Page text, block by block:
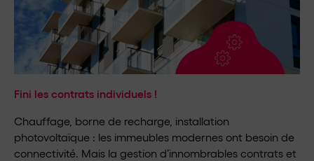
Fini les contrats individuels !
Chauffage, borne de recharge, installation
photovoltaïque : les immeubles modernes ont besoin de
connectivité. Mais la gestion d’innombrables contrats et